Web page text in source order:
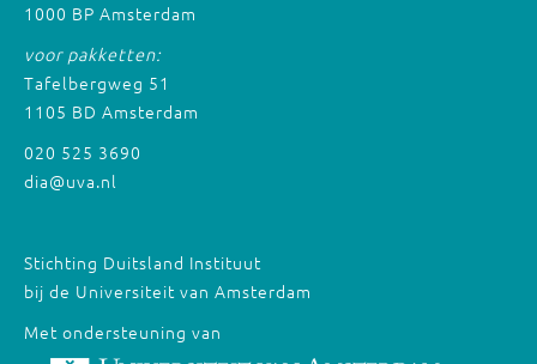
1000 BP Amsterdam
voor pakketten:
Tafelbergweg 51
1105 BD Amsterdam
020 525 3690
dia@uva.nl
Stichting Duitsland Instituut
bij de Universiteit van Amsterdam
Met ondersteuning van